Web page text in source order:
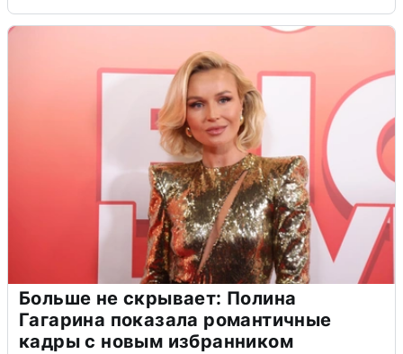
Больше не скрывает: Полина
Гагарина показала романтичные
кадры с новым избранником